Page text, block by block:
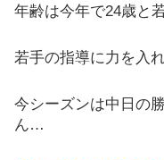
年齢は今年で24歳と
若手の指導に力を入
今シーズンは中日の
ん…